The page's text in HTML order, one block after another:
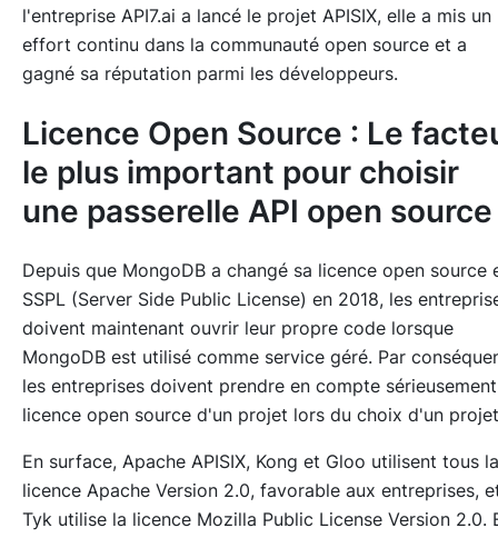
l'entreprise API7.ai a lancé le projet APISIX, elle a mis un
effort continu dans la communauté open source et a
gagné sa réputation parmi les développeurs.
Licence Open Source : Le
le plus important pour choisir
une passerelle API open source
Depuis que MongoDB a changé sa licence open source
SSPL (Server Side Public License) en 2018, les
doivent maintenant ouvrir leur propre code lorsque
MongoDB est utilisé comme service géré. Par
les entreprises doivent prendre en compte
licence open source d'un projet lors du choix d'un
En surface, Apache APISIX, Kong et Gloo utilisent tous la
licence Apache Version 2.0, favorable aux entreprises,
Tyk utilise la licence Mozilla Public License Version 2.0.